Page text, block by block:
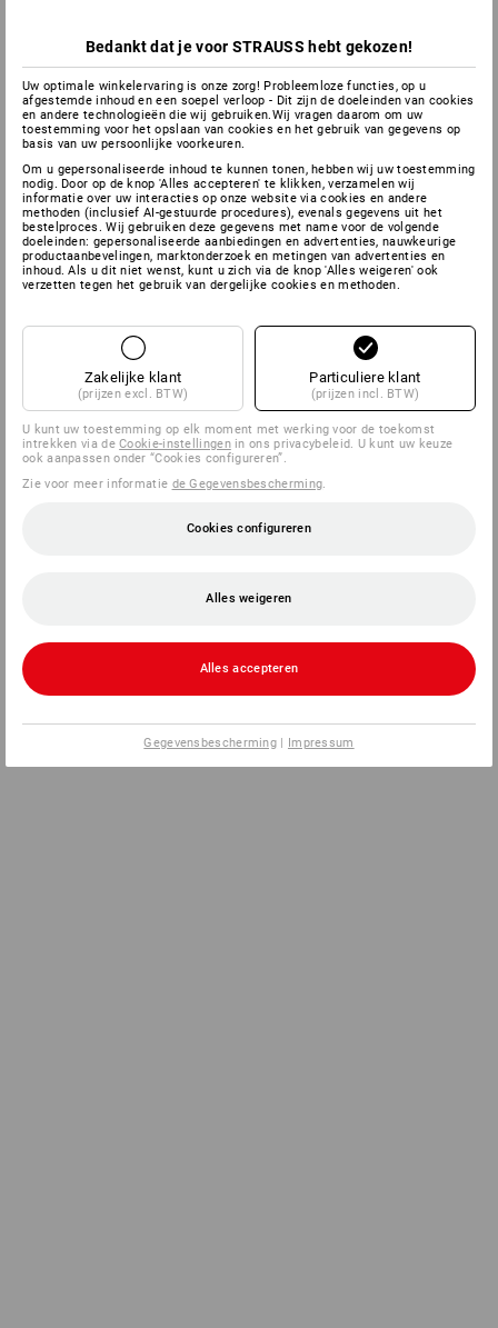
Bedankt dat je voor STRAUSS hebt gekozen!
Uw optimale winkelervaring is onze zorg! Probleemloze functies, op u
afgestemde inhoud en een soepel verloop - Dit zijn de doeleinden van cookies
en andere technologieën die wij gebruiken.Wij vragen daarom om uw
toestemming voor het opslaan van cookies en het gebruik van gegevens op
basis van uw persoonlijke voorkeuren.
Om u gepersonaliseerde inhoud te kunnen tonen, hebben wij uw toestemming
nodig. Door op de knop 'Alles accepteren' te klikken, verzamelen wij
informatie over uw interacties op onze website via cookies en andere
methoden (inclusief AI-gestuurde procedures), evenals gegevens uit het
bestelproces. Wij gebruiken deze gegevens met name voor de volgende
doeleinden: gepersonaliseerde aanbiedingen en advertenties, nauwkeurige
productaanbevelingen, marktonderzoek en metingen van advertenties en
inhoud. Als u dit niet wenst, kunt u zich via de knop 'Alles weigeren' ook
verzetten tegen het gebruik van dergelijke cookies en methoden.
Zakelijke klant
(prijzen excl. BTW)
Particuliere klant
(prijzen incl. BTW)
U kunt uw toestemming op elk moment met werking voor de toekomst
intrekken via deCookie-instellingenin ons privacybeleid. U kunt uw keuze
ook aanpassen onder “Cookies configureren”.
Zie voor meer informatie de Gegevensbescherming
Cookies configureren
Alles weigeren
Alles accepteren
Gegevensbescherming | Impressum